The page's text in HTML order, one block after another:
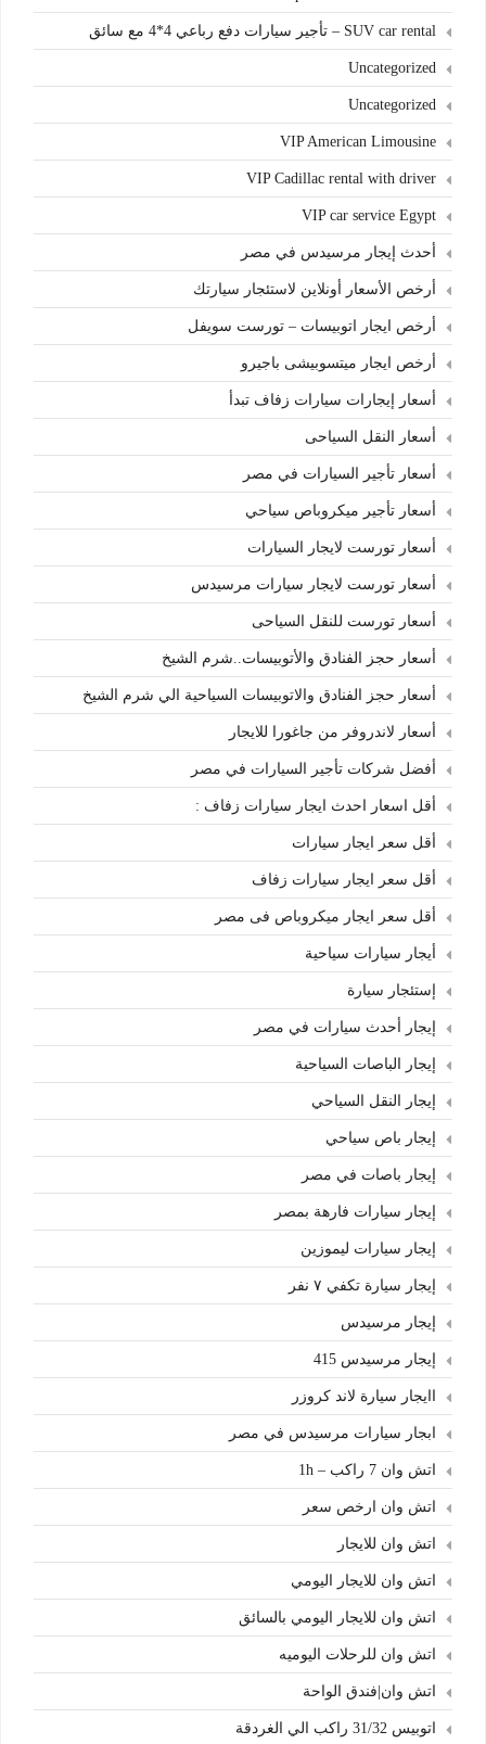
SUV car rental – تأجير سيارات دفع رباعي 4*4 مع سائق
Uncategorized
Uncategorized
VIP American Limousine
VIP Cadillac rental with driver
VIP car service Egypt
أحدث إيجار مرسيدس في مصر
أرخص الأسعار أونلاين لاستئجار سيارتك
أرخص ايجار اتوبيسات – تورست سويفل
أرخص ايجار ميتسوبيشى باجيرو
أسعار إيجارات سيارات زفاف تبدأ
أسعار النقل السياحى
أسعار تأجير السيارات في مصر
أسعار تأجير ميكروباص سياحي
أسعار تورست لايجار السيارات
أسعار تورست لايجار سيارات مرسيدس
أسعار تورست للنقل السياحى
أسعار حجز الفنادق والأتوبيسات..شرم الشيخ
أسعار حجز الفنادق والاتوبيسات السياحية الي شرم الشيخ
أسعار لاندروفر من جاغورا للايجار
أفضل شركات تأجير السيارات في مصر
أقل اسعار احدث ايجار سيارات زفاف :
أقل سعر ايجار سيارات
أقل سعر ايجار سيارات زفاف
أقل سعر ايجار ميكروباص فى مصر
أيجار سيارات سياحية
إستئجار سيارة
إيجار أحدث سيارات في مصر
إيجار الباصات السياحية
إيجار النقل السياحي
إيجار باص سياحي
إيجار باصات في مصر
إيجار سيارات فارهة بمصر
إيجار سيارات ليموزين
إيجار سيارة تكفي ٧ نفر
إيجار مرسيدس
إيجار مرسيدس 415
اايجار سيارة لاند كروزر
ابجار سيارات مرسيدس في مصر
اتش وان 7 راكب – 1h
اتش وان ارخص سعر
اتش وان للايجار
اتش وان للايجار اليومي
اتش وان للايجار اليومي بالسائق
اتش وان للرحلات اليوميه
اتش وان|فندق الواحة
اتوبيس 31/32 راكب الي الغردقة